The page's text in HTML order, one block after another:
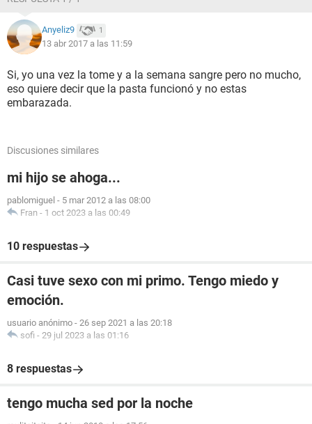
Anyeliz9 1
13 abr 2017 a las 11:59
Si, yo una vez la tome y a la semana sangre pero no mucho,
eso quiere decir que la pasta funcionó y no estas
embarazada.
Discusiones similares
mi hijo se ahoga...
pablomiguel - 5 mar 2012 a las 08:00
Fran - 1 oct 2023 a las 00:49
10 respuestas
Casi tuve sexo con mi primo. Tengo miedo y
emoción.
usuario anónimo - 26 sep 2021 a las 20:18
sofi - 29 jul 2023 a las 01:16
8 respuestas
tengo mucha sed por la noche